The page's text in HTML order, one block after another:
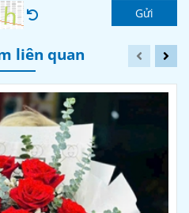
Gửi
liên quan